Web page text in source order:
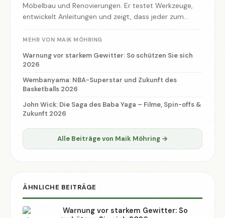
Möbelbau und Renovierungen. Er testet Werkzeuge,
entwickelt Anleitungen und zeigt, dass jeder zum
MEHR VON MAIK MÖHRING
Warnung vor starkem Gewitter: So schützen Sie sich
2026
Wembanyama: NBA-Superstar und Zukunft des
Basketballs 2026
John Wick: Die Saga des Baba Yaga – Filme, Spin-offs &
Zukunft 2026
Alle Beiträge von Maik Möhring →
ÄHNLICHE BEITRÄGE
Warnung vor starkem Gewitter: So